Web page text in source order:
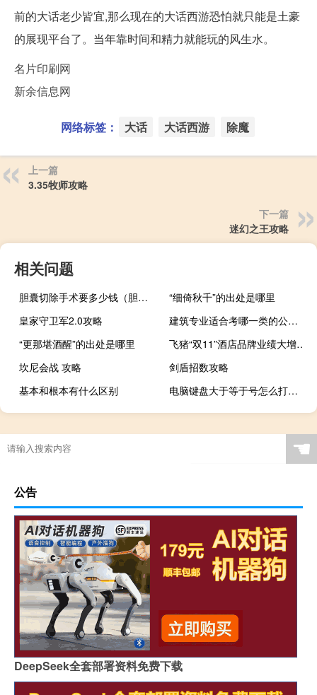
前的大话老少皆宜,那么现在的大话西游恐怕就只能是土豪
的展现平台了。当年靠时间和精力就能玩的风生水。
名片印刷网
新余信息网
网络标签： 大话 大话西游 除魔
上一篇
3.35牧师攻略
下一篇
迷幻之王攻略
相关问题
胆囊切除手术要多少钱（胆囊切除手术方法）
“细倚秋千”的出处是哪里
皇家守卫军2.0攻略
建筑专业适合考哪一类的公务员
“更那堪酒醒”的出处是哪里
飞猪“双11”酒店品牌业绩大增 成交额及核销率大幅超越去年同期
坎尼会战 攻略
剑盾招数攻略
基本和根本有什么区别
电脑键盘大于等于号怎么打出来（用键盘打大于等于号怎么打）
☚
公告
DeepSeek全套部署资料免费下载